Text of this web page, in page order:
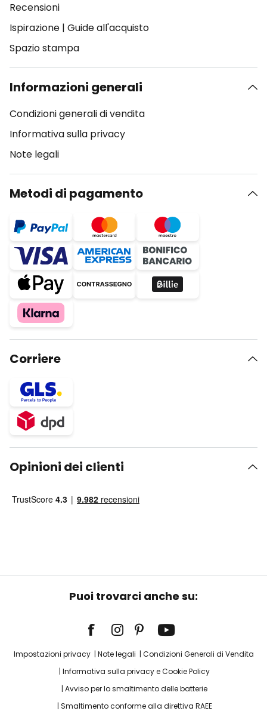
Recensioni
Ispirazione | Guide all'acquisto
Spazio stampa
Informazioni generali
Condizioni generali di vendita
Informativa sulla privacy
Note legali
Metodi di pagamento
Corriere
Opinioni dei clienti
Puoi trovarci anche su:
Impostazioni privacy Note legali
Condizioni Generali di Vendita
Informativa sulla privacy e Cookie Policy
Avviso per lo smaltimento delle batterie
Smaltimento conforme alla direttiva RAEE